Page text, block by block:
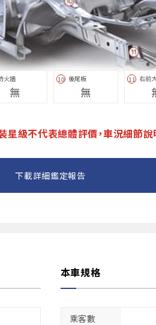
火牆
無
10 後尾板
無
11 右前
星級不代表總體評價，車況細節
下載詳細鑑定報告
本車規格
乘客數